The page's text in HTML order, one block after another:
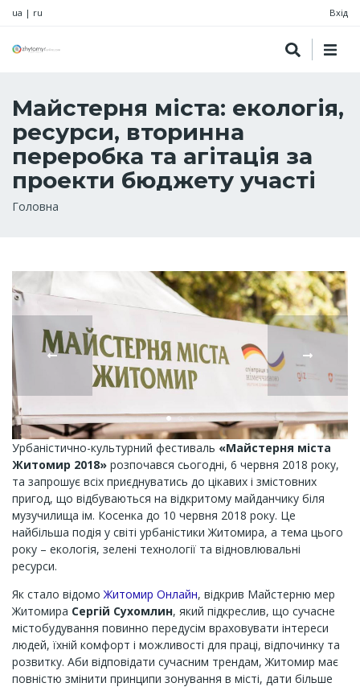
ua | ru Вхід
Майстерня міста: екологія,
ресурси, вторинна
переробка та агітація за
проекти бюджету участі
Рядок
Головна
Урбаністично-культурний фестиваль «Майстерня міста
Житомир 2018» розпочався сьогодні, 6 червня 2018 року,
та запрошує всіх приєднуватись до цікавих і змістовних
пригод, що відбуваються на відкритому майданчику біля
музучилища ім. Косенка до 10 червня 2018 року. Це
найбільша подія у світі урбаністики Житомира, а тема цього
року – екологія, зелені технології та відновлювальні
ресурси.
Як стало відомоЖитомир Онлайн, відкрив Майстерню мер
Житомира Сергій Сухомлин, який підкреслив, що сучасне
містобудування повинно передусім враховувати інтереси
людей, їхній комфорт і можливості для праці, відпочинку та
розвитку. Аби відповідати сучасним трендам, Житомир має
повністю змінити принципи зонування в місті, дати більше